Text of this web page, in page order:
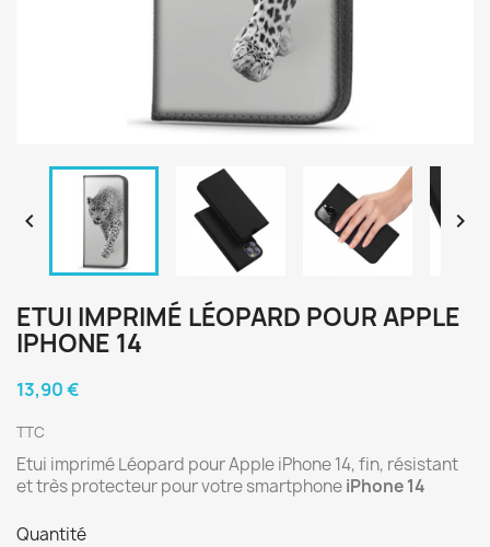
 
ETUI IMPRIMÉ LÉOPARD POUR APPLE
IPHONE 14
13,90 €
TTC
Etui imprimé Léopard pour Apple iPhone 14, fin, résistant
et très protecteur pour votre smartphoneiPhone 14
Quantité